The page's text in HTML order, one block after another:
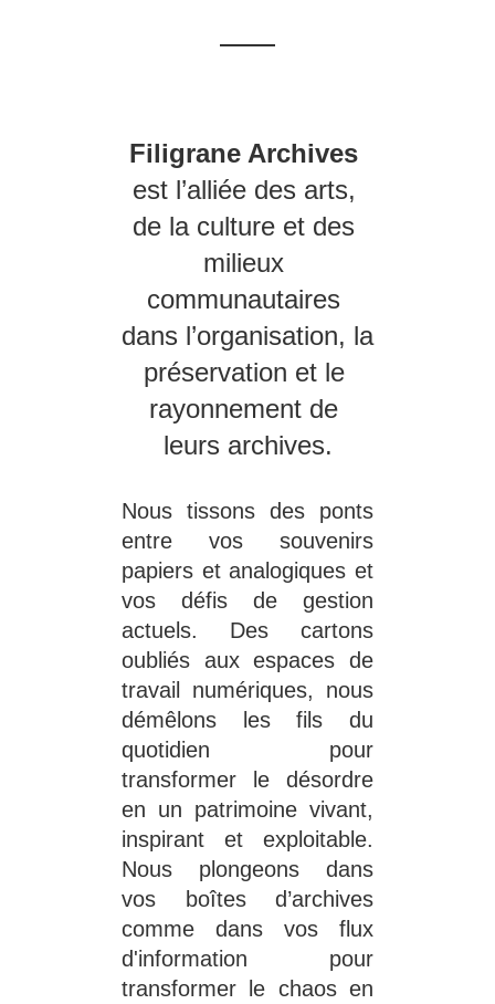
Filigrane Archives
est l’alliée des arts,
de la culture et des
milieux
communautaires
dans l’organisation, la
préservation et le
rayonnement de
leurs archives.
Nous tissons des ponts
entre vos souvenirs
papiers et analogiques et
vos défis de gestion
actuels. Des cartons
oubliés aux espaces de
travail numériques, nous
démêlons les fils du
quotidien pour
transformer le désordre
en un patrimoine vivant,
inspirant et exploitable.
Nous plongeons dans
vos boîtes d’archives
comme dans vos flux
d'information pour
transformer le chaos en